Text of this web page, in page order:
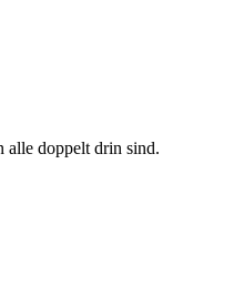
alle doppelt drin sind.